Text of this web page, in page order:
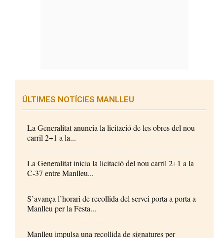
ÚLTIMES NOTÍCIES MANLLEU
La Generalitat anuncia la licitació de les obres del nou
carril 2+1 a la...
La Generalitat inicia la licitació del nou carril 2+1 a la
C-37 entre Manlleu...
S’avança l’horari de recollida del servei porta a porta a
Manlleu per la Festa...
Manlleu impulsa una recollida de signatures per